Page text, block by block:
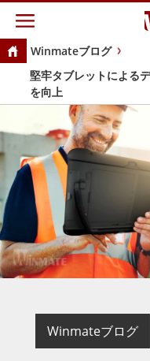
Winmateブログ
堅牢タブレットによる
を向上
Winmateブログ